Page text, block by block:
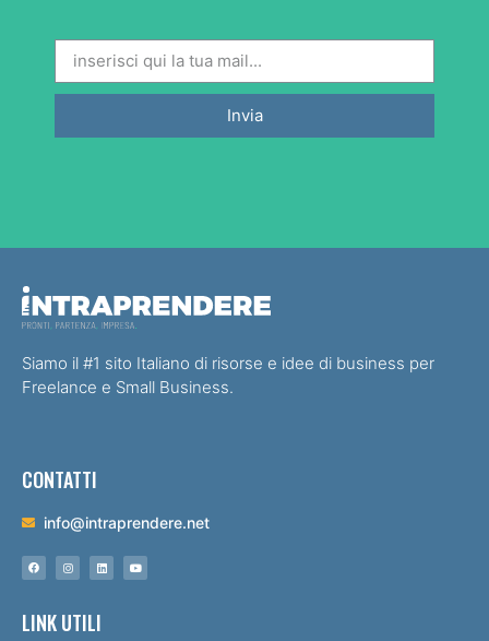
Invia
Siamo il #1 sito Italiano di risorse e idee di business per
Freelance e Small Business.
CONTATTI
info@intraprendere.net
LINK UTILI